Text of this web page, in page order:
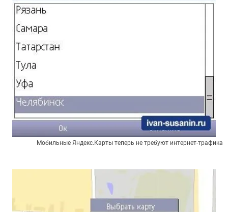
Мобильные Яндекс.Карты теперь не требуют интернет-трафика